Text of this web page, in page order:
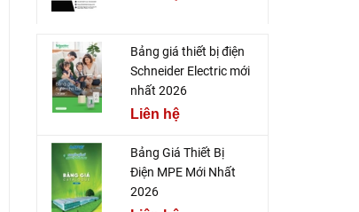
Bảng giá thiết bị điện
Schneider Electric mới
nhất 2026
Liên hệ
Bảng Giá Thiết Bị
Điện MPE Mới Nhất
2026